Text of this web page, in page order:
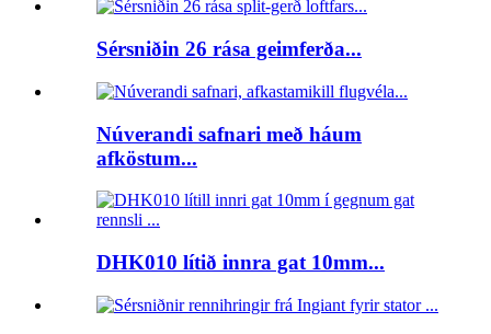
Sérsniðin 26 rása geimferða...
Núverandi safnari með háum
afköstum...
DHK010 lítið innra gat 10mm...